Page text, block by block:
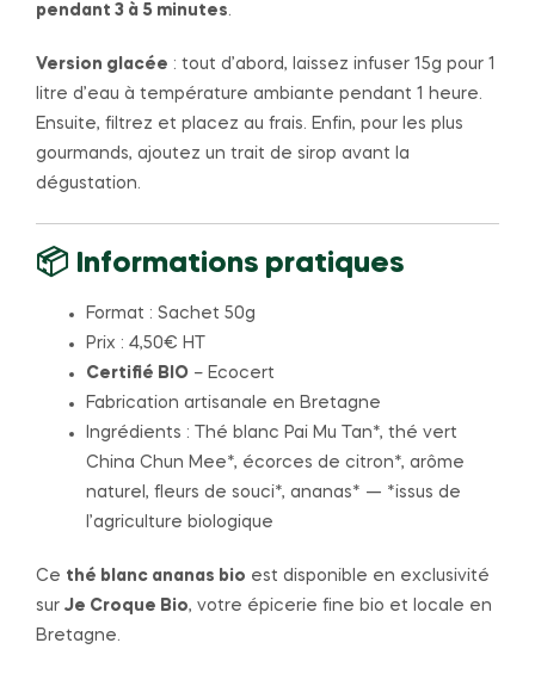
pendant 3 à 5 minutes.
Version glacée : tout d’abord, laissez infuser 15g pour 1
litre d’eau à température ambiante pendant 1 heure.
Ensuite, filtrez et placez au frais. Enfin, pour les plus
gourmands, ajoutez un trait de sirop avant la
dégustation.
📦 Informations pratiques
Format : Sachet 50g
Prix : 4,50€ HT
Certifié BIO – Ecocert
Fabrication artisanale en Bretagne
Ingrédients : Thé blanc Pai Mu Tan*, thé vert
China Chun Mee*, écorces de citron*, arôme
naturel, fleurs de souci*, ananas* — *issus de
l’agriculture biologique
Ce thé blanc ananas bio est disponible en exclusivité
sur Je Croque Bio, votre épicerie fine bio et locale en
Bretagne.